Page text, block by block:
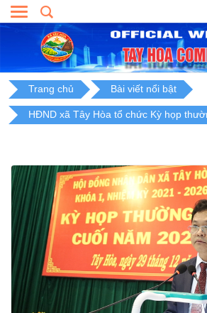
Skip
to
Trang chủ Bài viết nổi bật
HĐND xã Tây Hòa tổ chức Kỳ họp